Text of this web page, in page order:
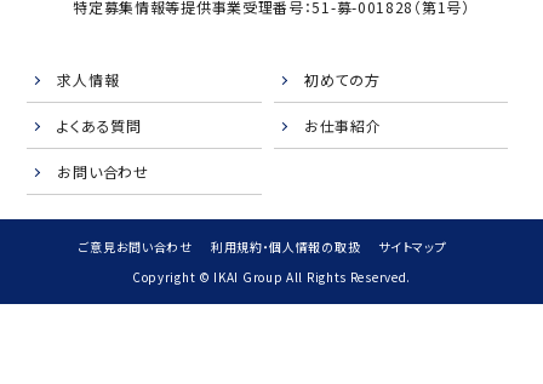
特定募集情報等提供事業受理番号：51-募-001828（第1号）
求人情報 初めての方
よくある質問 お仕事紹介
お問い合わせ
ご意見お問い合わせ 利用規約・個人情報の取扱
サイトマップ
Copyright © IKAI Group All Rights Reserved.